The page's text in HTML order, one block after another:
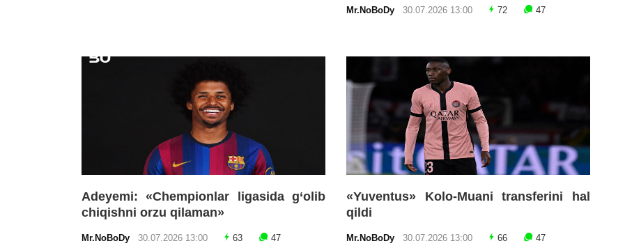
Mr.NoBoDy 30.07.2026 13:00 72 47
Adeyemi: «Chempionlar ligasida g‘olib
chiqishni orzu qilaman»
Mr.NoBoDy 30.07.2026 13:00 63 47
«Yuventus» Kolo-Muani transferini hal
qildi
Mr.NoBoDy 30.07.2026 13:00 66 47